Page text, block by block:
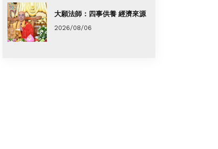
大願法師：四事供養 經濟來源
2026/08/06